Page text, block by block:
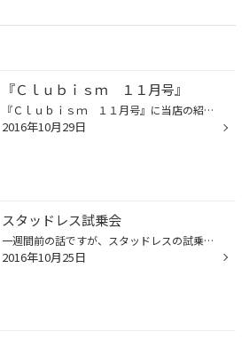
『Ｃｌｕｂｉｓｍ １１月号』
『Ｃｌｕｂｉｓｍ １１月号』に当店の紹介記事が載ってます。 よかったら見てみてください。(^o^)
2016年10月29日
スタッドレス試乗会
一週間前の話ですが、スタッドレスの試乗会に行ってきました！ ドライ路面と凍った路面とでの試乗、かなり緊張してましたが 運転が下手な私でもＶＲＸの良さを体感できました(・o・) スケートリンクで運転できたのは本当に貴重な体験でした。 スタッドレスはＶＲＸがおすすめです(*^^*)
2016年10月25日